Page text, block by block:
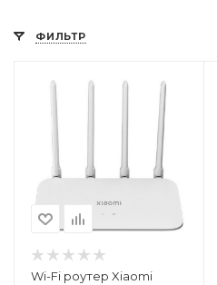
ФИЛЬТР
Wi-Fi роутер Xiaomi